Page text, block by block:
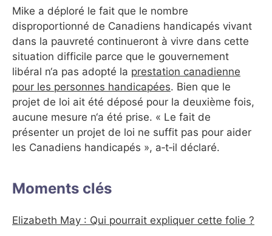
Mike a déploré le fait que le nombre
disproportionné de Canadiens handicapés vivant
dans la pauvreté continueront à vivre dans cette
situation difficile parce que le gouvernement
libéral n‘a pas adopté la prestation canadienne
pour les personnes handicapées. Bien que le
projet de loi ait été déposé pour la deuxième fois,
aucune mesure n‘a été prise. « Le fait de
présenter un projet de loi ne suffit pas pour aider
les Canadiens handicapés », a‑t‑il déclaré.
Moments clés
Elizabeth May : Qui pourrait expliquer cette folie ?